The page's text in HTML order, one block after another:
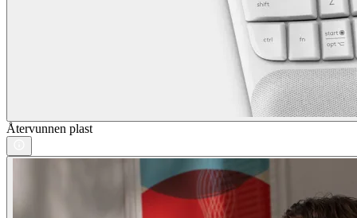
Återvunnen plast